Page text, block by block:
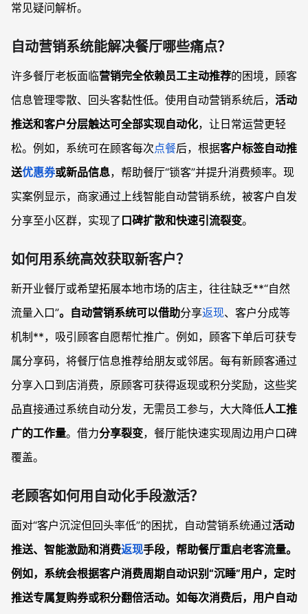
常见疑问解析。
自动营销系统能解决餐厅哪些痛点？
许多餐厅老板面临营销完全依赖员工主动推荐的困境，顾客
信息管理零散、回头客黏性低。使用自动营销系统后， 活动
推送和客户分层触达可全部实现自动化，让日常运营更轻
松。例如，系统可在顾客每次点餐后，根据客户标签自动推
送优惠券或新品信息，帮助餐厅“锁客”并提升消费频率。现
实案例显示，商家通过上线智能自动营销系统，被客户自发
分享至小区群，实现了 口碑扩散和快速引流裂变。
如何用系统高效获取新客户？
新开业餐厅或希望拓展本地市场的店主，往往缺乏**“自然
流量入口”。自动营销系统可以借助分享返现、客户分成等
机制**，吸引顾客自愿帮忙推广。例如，顾客下单后可获专
属分享码，将餐厅信息推荐给朋友或邻居。每有新顾客通过
分享入口到店消费，原顾客可获得返现或积分奖励，这些奖
品直接通过系统自动分发，无需员工参与，大大降低人工推
广的工作量。借力分享裂变，餐厅能快速实现周边用户口碑
覆盖。
老顾客如何用自动化手段激活？
面对“客户沉淀但回头率低”的困扰，自动营销系统通过活动
推送、智能激励和消费返现手段，帮助餐厅重启老客流量。
例如，系统会根据客户消费周期自动识别“沉睡”用户，定时
推送专属复购券或积分翻倍活动。如每次消费后，用户自动